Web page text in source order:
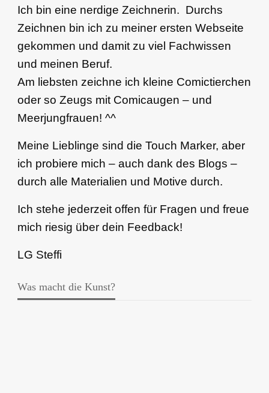
Ich bin eine nerdige Zeichnerin. Durchs
Zeichnen bin ich zu meiner ersten Webseite
gekommen und damit zu viel Fachwissen
und meinen Beruf.
Am liebsten zeichne ich kleine Comictierchen
oder so Zeugs mit Comicaugen – und
Meerjungfrauen! ^^
Meine Lieblinge sind die Touch Marker, aber
ich probiere mich – auch dank des Blogs –
durch alle Materialien und Motive durch.
Ich stehe jederzeit offen für Fragen und freue
mich riesig über dein Feedback!
LG Steffi
Was macht die Kunst?